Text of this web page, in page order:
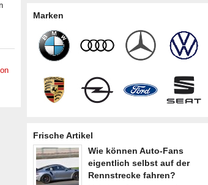
Marken
Frische Artikel
Wie können Auto-Fans
eigentlich selbst auf der
Rennstrecke fahren?